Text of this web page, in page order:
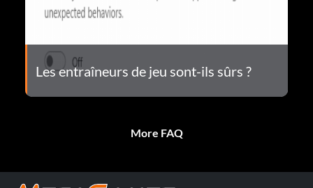
Les entraîneurs de jeu sont-ils sûrs ?
More FAQ